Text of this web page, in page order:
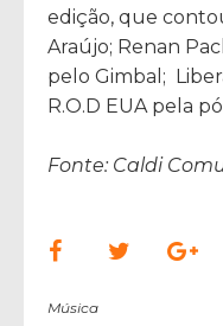
edição, que
Araújo; Renan
pelo Gimbal;
R.O.D EUA pela
Fonte: Caldi
Música